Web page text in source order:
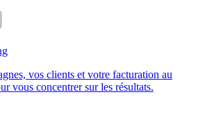
vos clients et votre facturation au
vous concentrer sur les résultats.